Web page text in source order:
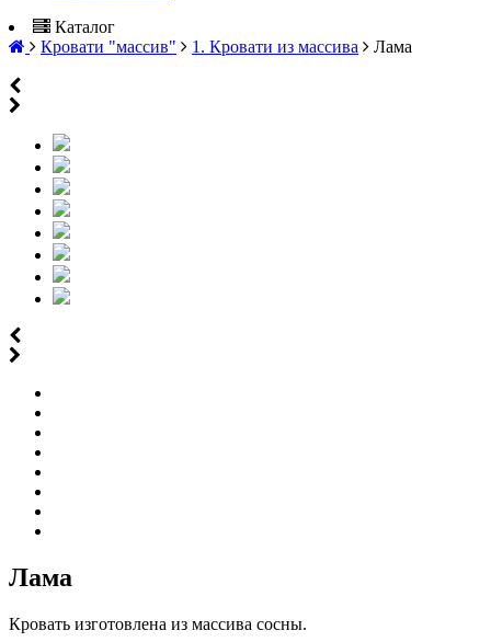
Каталог
Кровати "массив"
1. Кровати из массива Лама
Лама
Кровать изготовлена из массива сосны.